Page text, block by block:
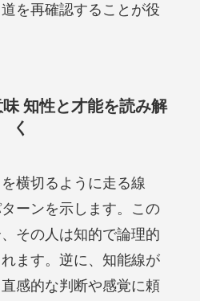
を再確認することが役
知性と才能を読み解
く
横切るように走る線
ーンを示します。この
その人は知的で論理的
ます。逆に、知能線が
感的な判断や感覚に頼